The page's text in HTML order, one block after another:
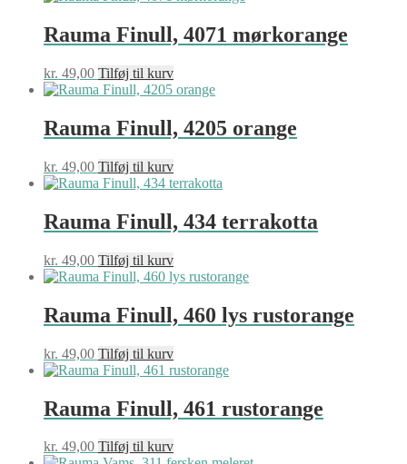
Rauma Finull, 4071 mørkorange
kr. 49,00 Tilføj til kurv
Rauma Finull, 4205 orange
kr. 49,00 Tilføj til kurv
Rauma Finull, 434 terrakotta
kr. 49,00 Tilføj til kurv
Rauma Finull, 460 lys rustorange
kr. 49,00 Tilføj til kurv
Rauma Finull, 461 rustorange
kr. 49,00 Tilføj til kurv